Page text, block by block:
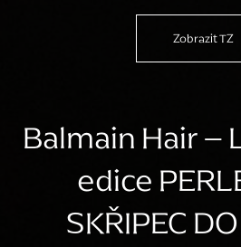
Zobrazit TZ
Balmain Hair –
edice
SKŘIPEC